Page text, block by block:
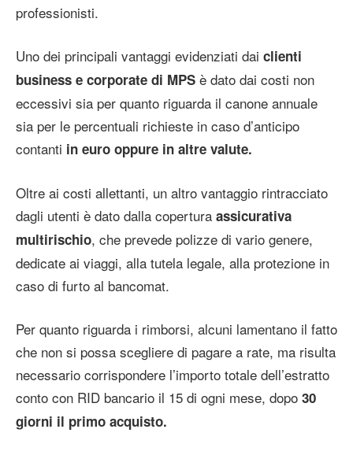
professionisti.
Uno dei principali vantaggi evidenziati dai clienti
business e corporate di MPS è dato dai costi non
eccessivi sia per quanto riguarda il canone annuale
sia per le percentuali richieste in caso d’anticipo
contanti in euro oppure in altre valute.
Oltre ai costi allettanti, un altro vantaggio rintracciato
dagli utenti è dato dalla copertura assicurativa
multirischio, che prevede polizze di vario genere,
dedicate ai viaggi, alla tutela legale, alla protezione in
caso di furto al bancomat.
Per quanto riguarda i rimborsi, alcuni lamentano il fatto
che non si possa scegliere di pagare a rate, ma risulta
necessario corrispondere l’importo totale dell’estratto
conto con RID bancario il 15 di ogni mese, dopo 30
giorni il primo acquisto.